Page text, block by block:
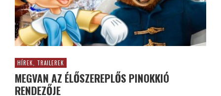
HÍREK, TRAILEREK
MEGVAN AZ ÉLŐSZEREPLŐS PINOKKIÓ
RENDEZŐJE